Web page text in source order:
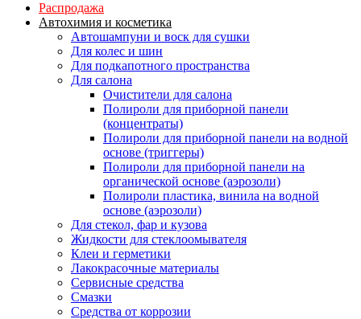
Распродажа
Автохимия и косметика
Автошампуни и воск для сушки
Для колес и шин
Для подкапотного пространства
Для салона
Очистители для салона
Полироли для приборной панели
(концентраты)
Полироли для приборной панели на водной
основе (триггеры)
Полироли для приборной панели на
органической основе (аэрозоли)
Полироли пластика, винила на водной
основе (аэрозоли)
Для стекол, фар и кузова
Жидкости для стеклоомывателя
Клеи и герметики
Лакокрасочные материалы
Сервисные средства
Смазки
Средства от коррозии